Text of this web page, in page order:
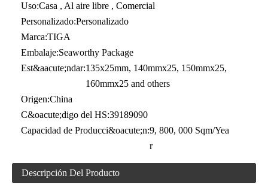
Uso:Casa , Al aire libre , Comercial
Personalizado:Personalizado
Marca:TIGA
Embalaje:Seaworthy Package
Est&aacute;ndar:135x25mm, 140mmx25, 150mmx25,
160mmx25 and others
Origen:China
C&oacute;digo del HS:39189090
Capacidad de Producci&oacute;n:9, 800, 000 Sqm/Yea
r
Descripción Del Producto